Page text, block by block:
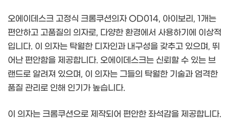
오에이데스크 고정식 크롬쿠션의자 OD014, 아이보리, 1개는
편안하고 고품질의 의자로, 다양한 환경에서 사용하기에 이상적
입니다. 이 의자는 탁월한 디자인과 내구성을 갖추고 있으며, 뛰
어난 편안함을 제공합니다. 오에이데스크는 신뢰할 수 있는 브
랜드로 알려져 있으며, 이 의자는 그들의 탁월한 기술과 엄격한
품질 관리로 인해 인기가 높습니다.
이 의자는 크롬쿠션으로 제작되어 편안한 좌석감을 제공합니다.